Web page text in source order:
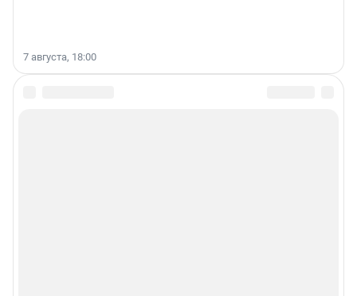
7 августа, 18:00